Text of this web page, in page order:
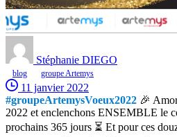
Stéphanie DIEGO
blog groupe Artemys
11 janvier 2022
#groupeArtemysVoeux2022 🎉
2022 et enclenchons ENSEMBLE le
prochains 365 jours ⏳ Et pour ces